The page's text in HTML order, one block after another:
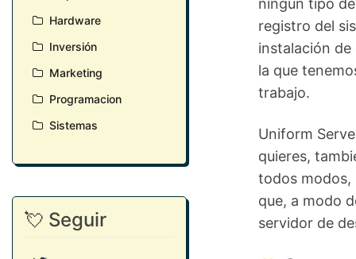
Hardware
Inversión
Marketing
Programacion
Sistemas
💘 Seguir
ningún tipo
registro del
instalación de
la que
trabajo.
Uniform
quieres,
todos modos,
que, a modo
servidor de